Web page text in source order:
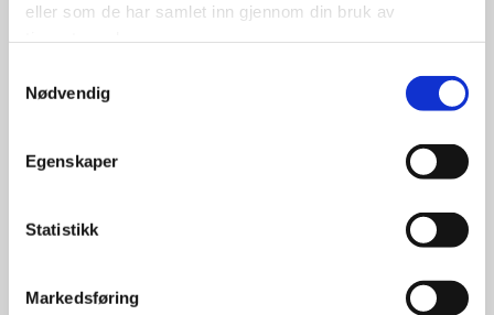
eller som de har samlet inn gjennom din bruk av
Nødvendig
Egenskaper
Statistikk
Markedsføring